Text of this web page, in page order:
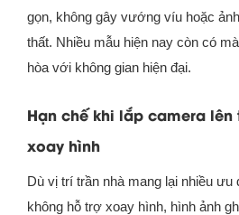
gọn, không gây vướng víu hoặc
thất. Nhiều mẫu hiện nay còn có
hòa với không gian hiện đại.
Hạn chế khi lắp camera lên
xoay hình
Dù vị trí trần nhà mang lại nhiều ưu
không hỗ trợ xoay hình, hình ảnh